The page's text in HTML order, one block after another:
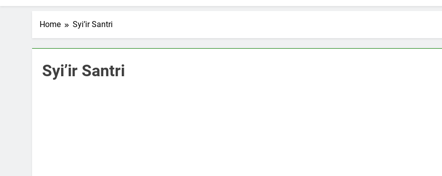
Home Syi’ir Santri
Syi’ir Santri